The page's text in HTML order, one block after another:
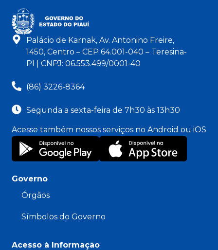
Palácio de Karnak, Av. Antonino Freire,
1450, Centro – CEP 64.001-040 – Teresina-
PI | CNPJ: 06.553.499/0001-40
(86) 3226-8364
Segunda a sexta-feira de 7h30 às 13h30
Acesse também nossos serviços no Android ou iOS
Governo
Órgãos
Símbolos do Governo
Acesso à Informação